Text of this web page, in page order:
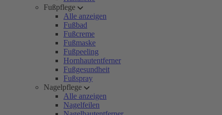
Fußpflege
Alle anzeigen
Fußbad
Fußcreme
Fußmaske
Fußpeeling
Hornhautentferner
Fußgesundheit
Fußspray
Nagelpflege
Alle anzeigen
Nagelfeilen